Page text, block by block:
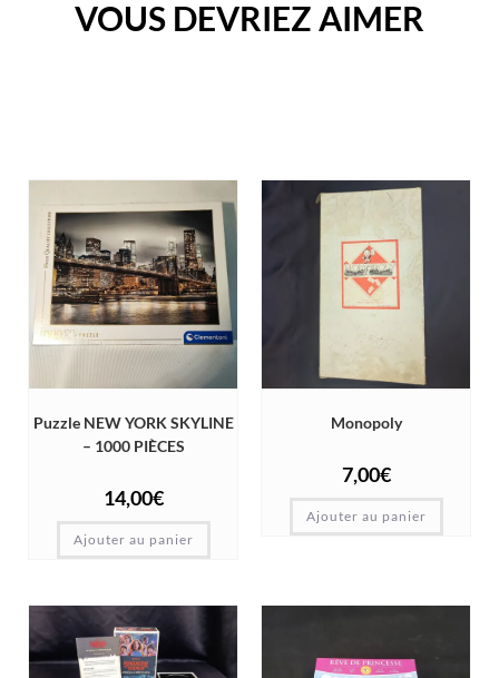
VOUS DEVRIEZ AIMER
Puzzle NEW YORK SKYLINE
– 1000 PIÈCES
14,00€
Ajouter au panier
Monopoly
7,00€
Ajouter au panier